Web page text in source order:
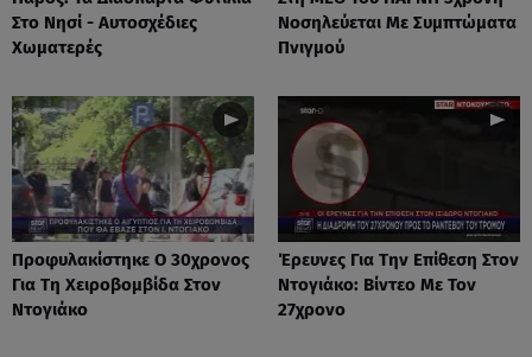
Στο Νησί - Αυτοσχέδιες
Χωματερές
Νοσηλεύεται Με Συμπτώματα
Πνιγμού
Προφυλακίστηκε Ο 30χρονος
Για Τη Χειροβομβίδα Στον
Ντογιάκο
Έρευνες Για Την Επίθεση Στον
Ντογιάκο: Βίντεο Με Τον
27χρονο